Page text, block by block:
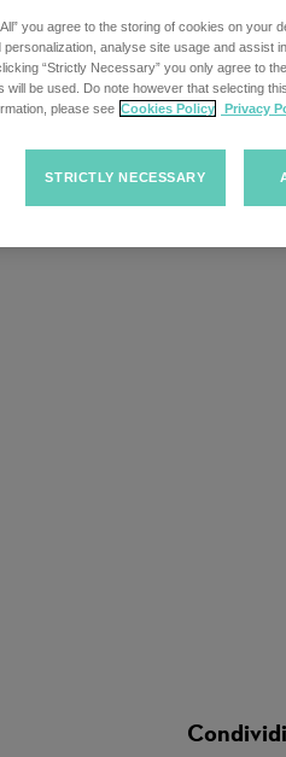
you agree to the storing of cookies on your
analyse site usage and assist
“Strictly Necessary” you only agree to
be used. Do note however that selecting
please see Cookies Policy Privacy
STRICTLY NECESSARY